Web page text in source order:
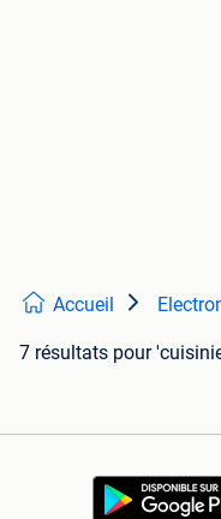
Accueil
7 résultats pour